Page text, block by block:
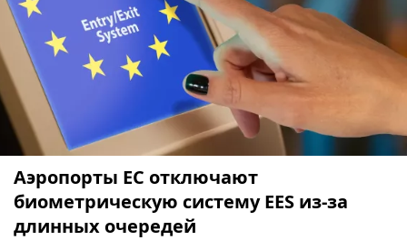
Аэропорты ЕС отключают
биометрическую систему EES из-за
длинных очередей